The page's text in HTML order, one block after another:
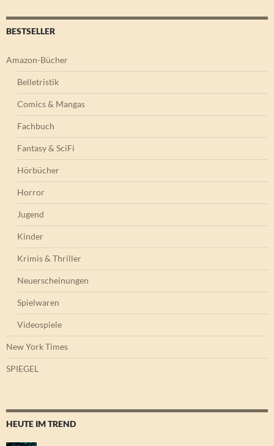
BESTSELLER
Amazon-Bücher
Belletristik
Comics & Mangas
Fachbuch
Fantasy & SciFi
Hörbücher
Horror
Jugend
Kinder
Krimis & Thriller
Neuerscheinungen
Spielwaren
Videospiele
New York Times
SPIEGEL
HEUTE IM TREND